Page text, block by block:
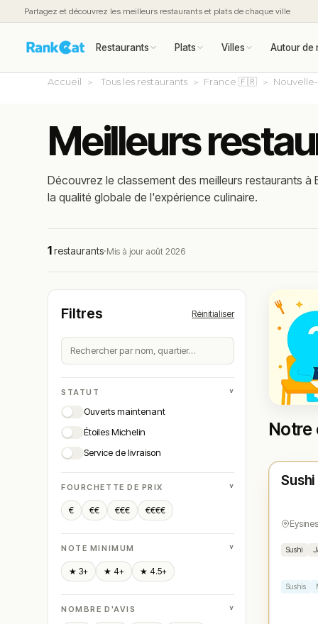
Partagez et découvrez les meilleurs restaurants et plats de chaque ville
Restaurants Plats Villes Autour de
Accueil Tous les restaurants France 🇫🇷
Meilleurs
Découvrez le classement des meilleurs restaurants
la qualité globale de l'expérience culinaire.
1restaurants·Mis à jour août 2026
Filtres Réinitialiser
STATUT ˅
Ouverts maintenant
Étoiles Michelin
Service de livraison
FOURCHETTE DE PRIX ˅
€ €€ €€€ €€€€
NOTE MINIMUM ˅
★ 3+ ★ 4+ ★ 4.5+
NOMBRE D'AVIS ˅
Notre
★ N°
Sushi
Sushi
Sushis